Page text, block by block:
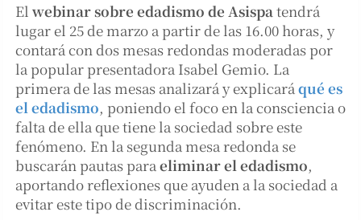
El webinar sobre edadismo de Asispatendrá
lugar el 25 de marzo a partir de las 16.00 horas, y
contará con dos mesas redondas moderadas por
la popular presentadora Isabel Gemio. La
primera de las mesas analizará y explicaráqué es
el edadismo, poniendo el foco en la consciencia o
falta de ella que tiene la sociedad sobre este
fenómeno. En la segunda mesa redonda se
buscarán pautas paraeliminar el edadismo,
aportando reflexiones que ayuden a la sociedad a
evitar este tipo de discriminación.